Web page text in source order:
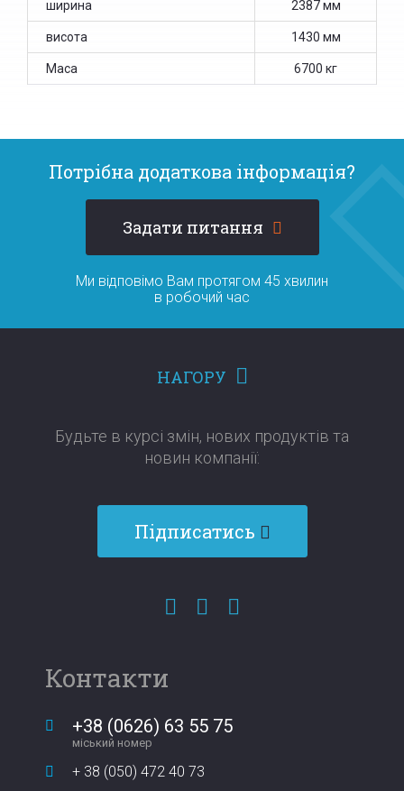
ширина 2387 мм
висота 1430 мм
Маса 6700 кг
Потрібна додаткова інформація?
Задати питання
Ми відповімо Вам протягом 45 хвилин
в робочий час
НАГОРУ
Будьте в курсі змін, нових продуктів та
новин компанії:​​​​​​​
Підписатись
Контакти
+38 (0626) 63 55 75
міський номер
+ 38 (050) 472 40 73